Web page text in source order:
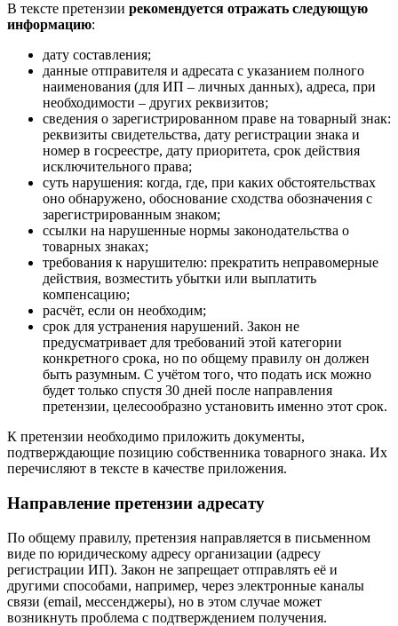
В тексте претензии рекомендуется отражать следующую
информацию:
дату составления;
данные отправителя и адресата с указанием полного
наименования (для ИП – личных данных), адреса, при
необходимости – других реквизитов;
сведения о зарегистрированном праве на товарный знак:
реквизиты свидетельства, дату регистрации знака и
номер в госреестре, дату приоритета, срок действия
исключительного права;
суть нарушения: когда, где, при каких обстоятельствах
оно обнаружено, обоснование сходства обозначения с
зарегистрированным знаком;
ссылки на нарушенные нормы законодательства о
товарных знаках;
требования к нарушителю: прекратить неправомерные
действия, возместить убытки или выплатить
компенсацию;
расчёт, если он необходим;
срок для устранения нарушений. Закон не
предусматривает для требований этой категории
конкретного срока, но по общему правилу он должен
быть разумным. С учётом того, что подать иск можно
будет только спустя 30 дней после направления
претензии, целесообразно установить именно этот срок.
К претензии необходимо приложить документы,
подтверждающие позицию собственника товарного знака. Их
перечисляют в тексте в качестве приложения.
Направление претензии адресату
По общему правилу, претензия направляется в письменном
виде по юридическому адресу организации (адресу
регистрации ИП). Закон не запрещает отправлять её и
другими способами, например, через электронные каналы
связи (email, мессенджеры), но в этом случае может
возникнуть проблема с подтверждением получения.